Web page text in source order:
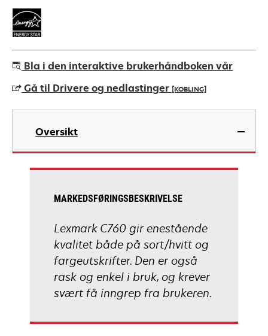
Bla i den interaktive brukerhåndboken vår
Gå til Drivere og nedlastinger [KOBLING]
opens
new
Oversikt
MARKEDSFØRINGSBESKRIVELSE
Lexmark C760 gir enestående
kvalitet både på sort/hvitt og
fargeutskrifter. Den er også
rask og enkel i bruk, og krever
svært få inngrep fra brukeren.